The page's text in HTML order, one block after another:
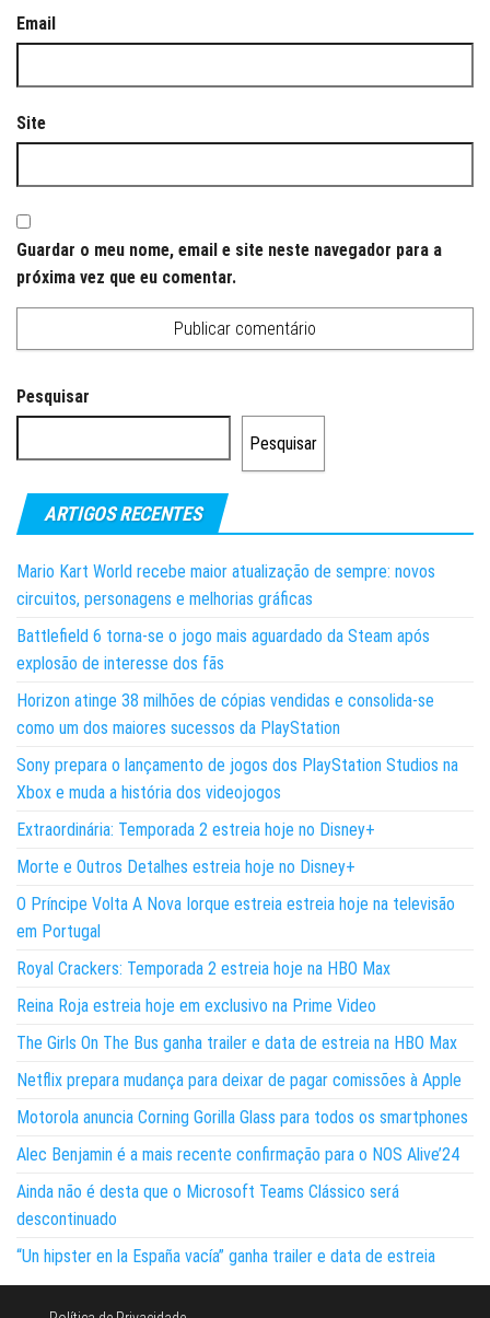
Email
Site
Guardar o meu nome, email e site neste navegador para a
próxima vez que eu comentar.
Pesquisar
Pesquisar
ARTIGOS RECENTES
Mario Kart World recebe maior atualização de sempre: novos
circuitos, personagens e melhorias gráficas
Battlefield 6 torna-se o jogo mais aguardado da Steam após
explosão de interesse dos fãs
Horizon atinge 38 milhões de cópias vendidas e consolida-se
como um dos maiores sucessos da PlayStation
Sony prepara o lançamento de jogos dos PlayStation Studios na
Xbox e muda a história dos videojogos
Extraordinária: Temporada 2 estreia hoje no Disney+
Morte e Outros Detalhes estreia hoje no Disney+
O Príncipe Volta A Nova Iorque estreia estreia hoje na televisão
em Portugal
Royal Crackers: Temporada 2 estreia hoje na HBO Max
Reina Roja estreia hoje em exclusivo na Prime Video
The Girls On The Bus ganha trailer e data de estreia na HBO Max
Netflix prepara mudança para deixar de pagar comissões à Apple
Motorola anuncia Corning Gorilla Glass para todos os smartphones
Alec Benjamin é a mais recente confirmação para o NOS Alive’24
Ainda não é desta que o Microsoft Teams Clássico será
descontinuado
“Un hipster en la España vacía” ganha trailer e data de estreia